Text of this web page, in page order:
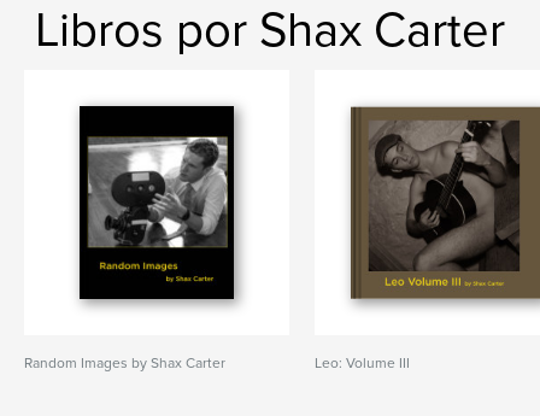
Libros por Shax Carter
Random Images by Shax Carter Leo: Volume III